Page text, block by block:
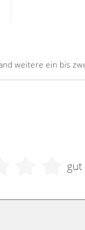
weitere ein bis
gut